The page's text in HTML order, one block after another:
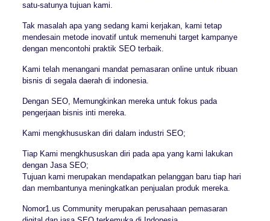
satu-satunya tujuan kami.
Tak masalah apa yang sedang kami kerjakan, kami tetap
mendesain metode inovatif untuk memenuhi target kampanye
dengan mencontohi praktik SEO terbaik.
Kami telah menangani mandat pemasaran online untuk ribuan
bisnis di segala daerah di indonesia.
Dengan SEO, Memungkinkan mereka untuk fokus pada
pengerjaan bisnis inti mereka.
Kami mengkhususkan diri dalam industri SEO;
Tiap Kami mengkhususkan diri pada apa yang kami lakukan
dengan Jasa SEO;
Tujuan kami merupakan mendapatkan pelanggan baru tiap hari
dan membantunya meningkatkan penjualan produk mereka.
Nomor1.us Community merupakan perusahaan pemasaran